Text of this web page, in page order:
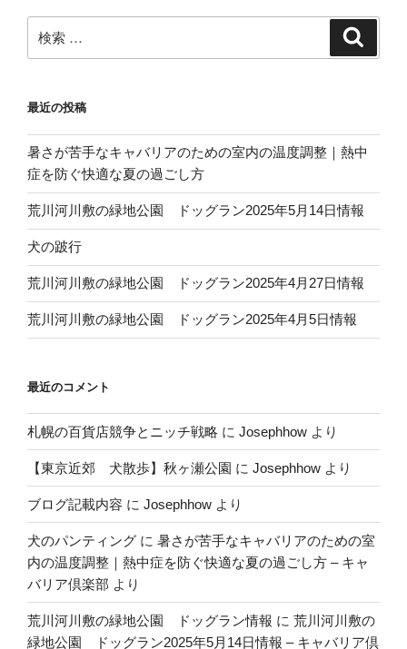
e
b
o
k
索:
最近の投稿
暑さが苦手なキャバリアのための室内の温度調整｜熱中
症を防ぐ快適な夏の過ごし方
荒川河川敷の緑地公園 ドッグラン2025年5月14日情報
犬の跛行
荒川河川敷の緑地公園 ドッグラン2025年4月27日情報
荒川河川敷の緑地公園 ドッグラン2025年4月5日情報
最近のコメント
札幌の百貨店競争とニッチ戦略 に Josephhow より
【東京近郊 犬散歩】秋ヶ瀬公園 に Josephhow より
ブログ記載内容 に Josephhow より
犬のパンティング に 暑さが苦手なキャバリアのための室
内の温度調整｜熱中症を防ぐ快適な夏の過ごし方 – キャ
バリア倶楽部 より
荒川河川敷の緑地公園 ドッグラン情報 に 荒川河川敷の
緑地公園 ドッグラン2025年5月14日情報 – キャバリア倶